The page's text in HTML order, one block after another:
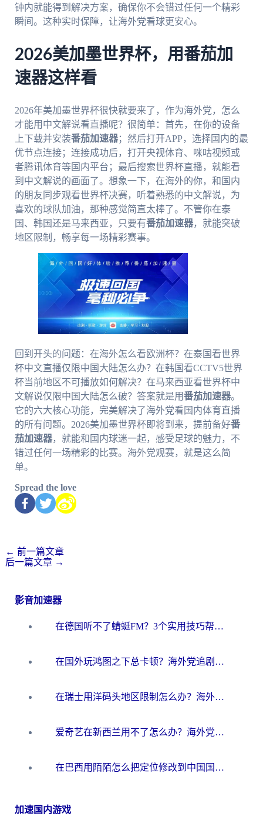
钟内就能得到解决方案，确保你不会错过任何一个精彩
瞬间。这种实时保障，让海外党看球更安心。
2026美加墨世界杯，用番茄加
速器这样看
2026年美加墨世界杯很快就要来了，作为海外党，怎么
才能用中文解说看直播呢？很简单：首先，在你的设备
上下载并安装番茄加速器；然后打开APP，选择国内的最
优节点连接；连接成功后，打开央视体育、咪咕视频或
者腾讯体育等国内平台；最后搜索世界杯直播，就能看
到中文解说的画面了。想象一下，在海外的你，和国内
的朋友同步观看世界杯决赛，听着熟悉的中文解说，为
喜欢的球队加油，那种感觉简直太棒了。不管你在泰
国、韩国还是马来西亚，只要有番茄加速器，就能突破
地区限制，畅享每一场精彩赛事。
回到开头的问题：在海外怎么看欧洲杯？在泰国看世界
杯中文直播仅限中国大陆怎么办？在韩国看CCTV5世界
杯当前地区不可播放如何解决？在马来西亚看世界杯中
文解说仅限中国大陆怎么破？答案就是用番茄加速器。
它的六大核心功能，完美解决了海外党看国内体育直播
的所有问题。2026美加墨世界杯即将到来，提前备好番
茄加速器，就能和国内球迷一起，感受足球的魅力，不
错过任何一场精彩的比赛。海外党观赛，就是这么简
单。
Spread the love
← 前一篇文章
后一篇文章 →
影音加速器
在德国听不了蜻蜓FM？3个实用技巧帮你解锁国内影音自由
在国外玩鸿图之下总卡顿？海外党追剧听歌的3个实用解决方案
在瑞士用洋码头地区限制怎么办？海外华人必看的回国加速全攻略
爱奇艺在新西兰用不了怎么办？海外党亲测有效的回国加速方案
在巴西用陌陌怎么把定位修改到中国国内？海外党必看的回国加速全攻略
加速国内游戏